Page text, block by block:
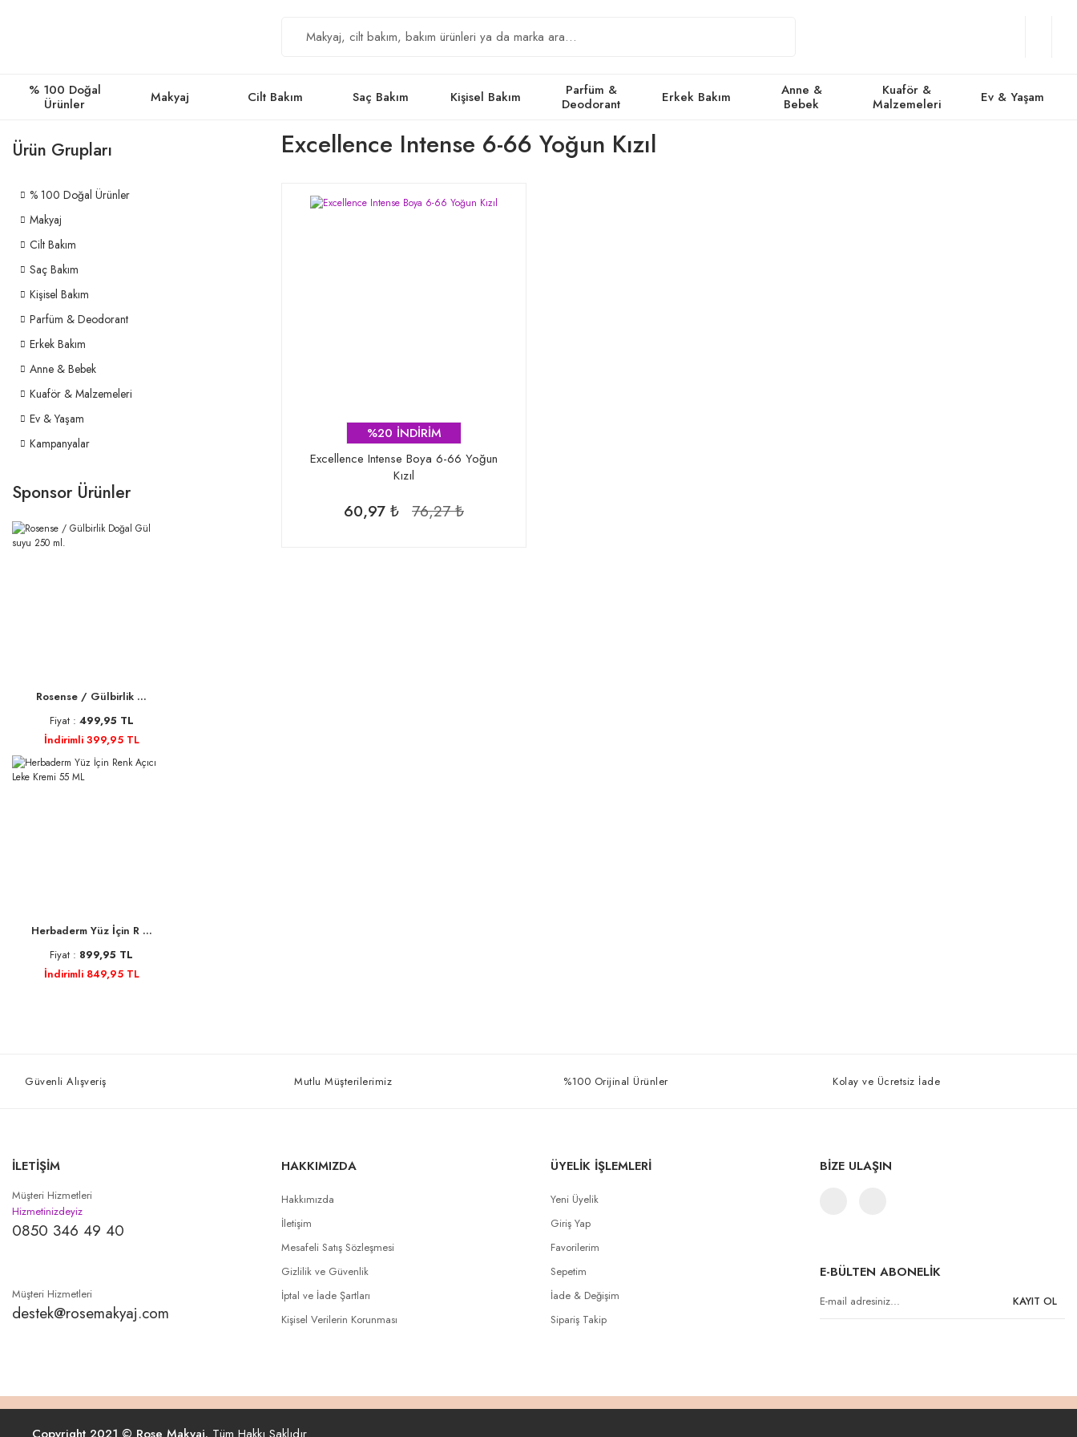
% 100 Doğal
Ürünler
Makyaj Cilt Bakım Saç Bakım Kişisel Bakım
Parfüm &
Deodorant
Erkek Bakım
Anne &
Bebek
Kuaför &
Malzemeleri
Ev & Yaşam
Ürün Grupları
% 100 Doğal Ürünler
Makyaj
Cilt Bakım
Saç Bakım
Kişisel Bakım
Parfüm & Deodorant
Erkek Bakım
Anne & Bebek
Kuaför & Malzemeleri
Ev & Yaşam
Kampanyalar
Sponsor Ürünler
Rosense / Gülbirlik ...
Fiyat : 499,95 TL
İndirimli 399,95 TL
Herbaderm Yüz İçin R ...
Fiyat : 899,95 TL
İndirimli 849,95 TL
Excellence Intense 6-66 Yoğun Kızıl
%20 İNDİRİM
Excellence Intense Boya 6-66 Yoğun
Kızıl
60,97 ₺ 76,27 ₺
Güvenli Alışveriş Mutlu Müşterilerimiz %100 Orijinal Ürünler Kolay ve Ücretsiz İade
İLETİŞİM
Müşteri Hizmetleri
Hizmetinizdeyiz
0850 346 49 40
Müşteri Hizmetleri
destek@rosemakyaj.com
HAKKIMIZDA
Hakkımızda
İletişim
Mesafeli Satış Sözleşmesi
Gizlilik ve Güvenlik
İptal ve İade Şartları
Kişisel Verilerin Korunması
ÜYELİK İŞLEMLERİ
Yeni Üyelik
Giriş Yap
Favorilerim
Sepetim
İade & Değişim
Sipariş Takip
BİZE ULAŞIN
E-BÜLTEN ABONELİK
KAYIT OL